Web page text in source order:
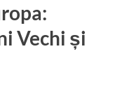
Vechi și